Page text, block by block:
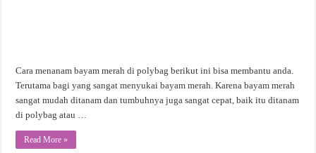
Cara menanam bayam merah di polybag berikut ini bisa membantu anda.
Terutama bagi yang sangat menyukai bayam merah. Karena bayam merah
sangat mudah ditanam dan tumbuhnya juga sangat cepat, baik itu ditanam
di polybag atau …
Read More »